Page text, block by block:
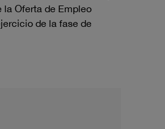
la Oferta de Empleo
de la fase de